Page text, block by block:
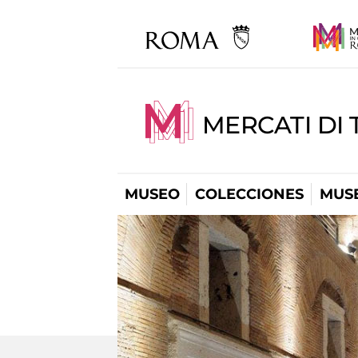
MERCATI DI
MUSEO COLECCIONES